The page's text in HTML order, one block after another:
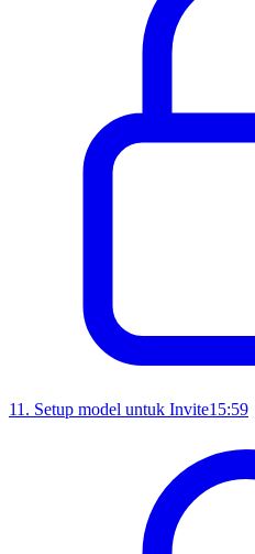
11 . Setup model untuk Invite15:59